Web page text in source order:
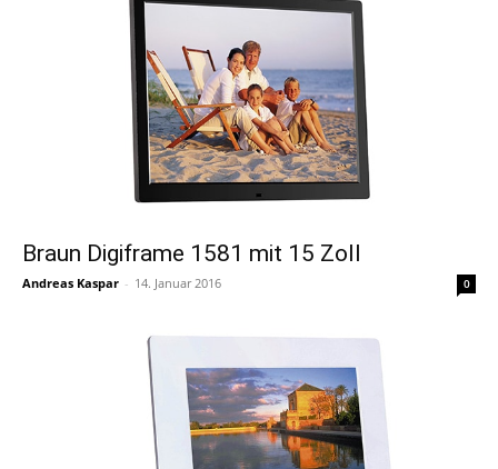
Braun Digiframe 1581 mit 15 Zoll
Andreas Kaspar - 14. Januar 2016 0